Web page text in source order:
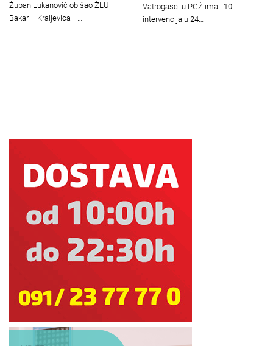
Župan Lukanović obišao ŽLU
Bakar – Kraljevica –…
Vatrogasci u PGŽ imali 10
intervencija u 24…